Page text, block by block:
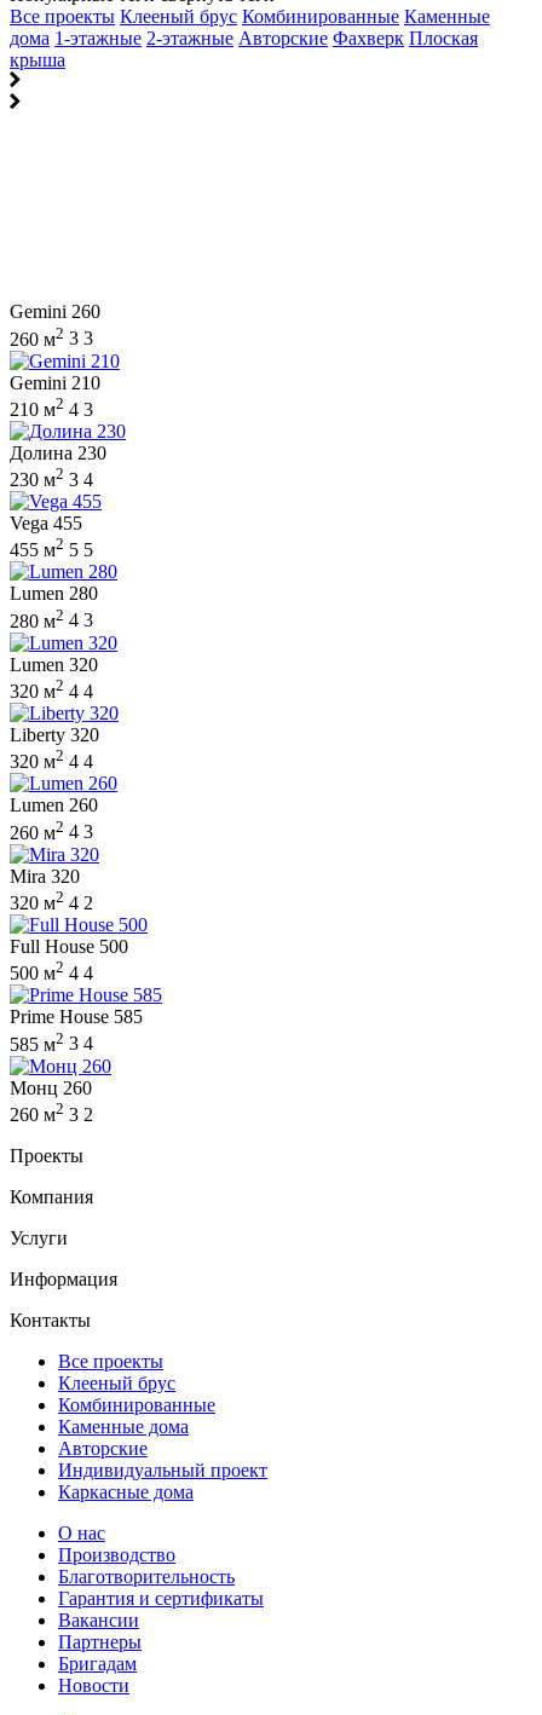
Все проекты Клееный брус Комбинированные Каменные
дома 1-этажные 2-этажные Авторские Фахверк Плоская
крыша
Gemini 260
260 м2 3 3
Gemini 210
210 м2 4 3
Долина 230
230 м2 3 4
Vega 455
455 м2 5 5
Lumen 280
280 м2 4 3
Lumen 320
320 м2 4 4
Liberty 320
320 м2 4 4
Lumen 260
260 м2 4 3
Mira 320
320 м2 4 2
Full House 500
500 м2 4 4
Prime House 585
585 м2 3 4
Монц 260
260 м2 3 2
Проекты
Компания
Услуги
Информация
Контакты
Все проекты
Клееный брус
Комбинированные
Каменные дома
Авторские
Индивидуальный проект
Каркасные дома
О нас
Производство
Благотворительность
Гарантия и сертификаты
Вакансии
Партнеры
Бригадам
Новости